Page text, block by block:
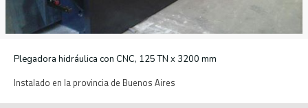
Plegadora hidráulica con CNC, 125 TN x 3200 mm
Instalado en la provincia de Buenos Aires